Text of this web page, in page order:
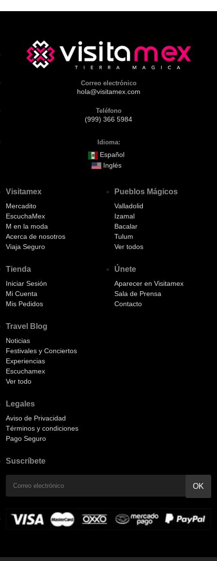
Correo electrónico
hola@visitamex.com
Teléfono
(999) 366 5984
Idioma:
Español
Inglés
Visitamex
Mercadito
EscuchaMex
M en la moda
Acerca de nosotros
Viaja Seguro
Tienda
Iniciar Sesión
Mi Cuenta
Mis Pedidos
Pueblos Mágicos
Valladolid
Izamal
Bacalar
Tulum
Ver todos
Únete
Aparecer en Visitamex
Sala de Prensa
Contacto
Travel Blog
Noticias
Festivales y Conciertos
Experiencias
Escuchamex
Ver todo
Legales
Aviso de Privacidad
Términos y condiciones
Pago Seguro
Suscríbete